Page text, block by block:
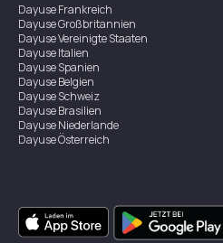
DayuseFrankreich
DayuseGroßbritannien
DayuseVereinigte Staaten
DayuseItalien
DayuseSpanien
DayuseBelgien
DayuseSchweiz
DayuseBrasilien
DayuseNiederlande
DayuseÖsterreich
DayuseSingapur
DayuseZweden